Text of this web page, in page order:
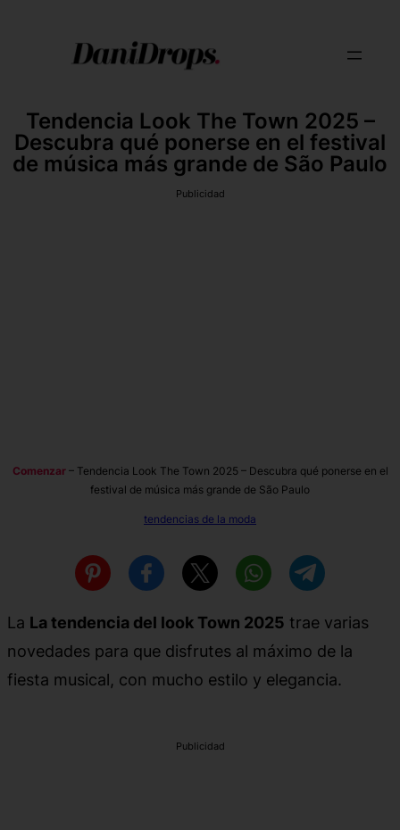
Tendencia Look The Town 2025 –
Descubra qué ponerse en el festival
de música más grande de São Paulo
Publicidad
Comenzar– Tendencia Look The Town 2025 – Descubra qué ponerse en el
festival de música más grande de São Paulo
tendencias de la moda
La La tendencia del look Town 2025 trae varias
novedades para que disfrutes al máximo de la
fiesta musical, con mucho estilo y elegancia.
Publicidad